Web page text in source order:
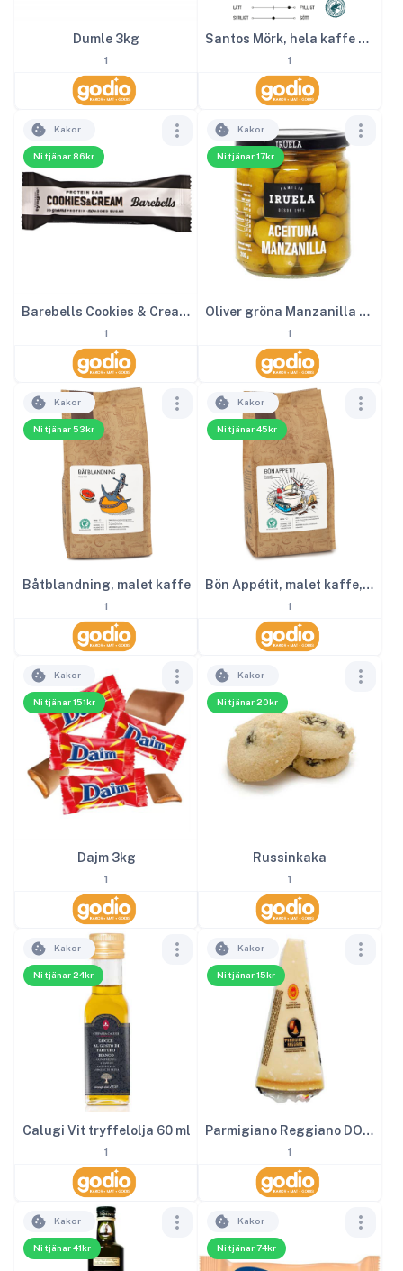
Dumle 3kg
1
Santos Mörk, hela kaffe bönor 1000g
1
Ni tjänar 86kr
Kakor
Barebells Cookies & Cream 12st
1
Ni tjänar 17kr
Kakor
Oliver gröna Manzanilla 365 g
1
Ni tjänar 53kr
Kakor
Båtblandning, malet kaffe
1
Ni tjänar 45kr
Kakor
Bön Appétit, malet kaffe, lätt mörkrost
1
Ni tjänar 151kr
Kakor
Dajm 3kg
1
Ni tjänar 20kr
Kakor
Russinkaka
1
Ni tjänar 24kr
Kakor
Calugi Vit tryffelolja 60 ml
1
Ni tjänar 15kr
Kakor
Parmigiano Reggiano DOP ca 150 g
1
Ni tjänar 41kr
Kakor
Ni tjänar 74kr
Kakor